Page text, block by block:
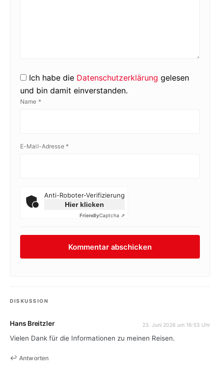
Ich habe die Datenschutzerklärung gelesen
und bin damit einverstanden.
Name *
E-Mail-Adresse *
Anti-Roboter-Verifizierung
Hier klicken
FriendlyCaptcha ⇗
DISKUSSION
Hans Breitzler 23. Juni 2026 um 16:53 Uhr
Vielen Dank für die Informationen zu meinen Reisen.
Antworten